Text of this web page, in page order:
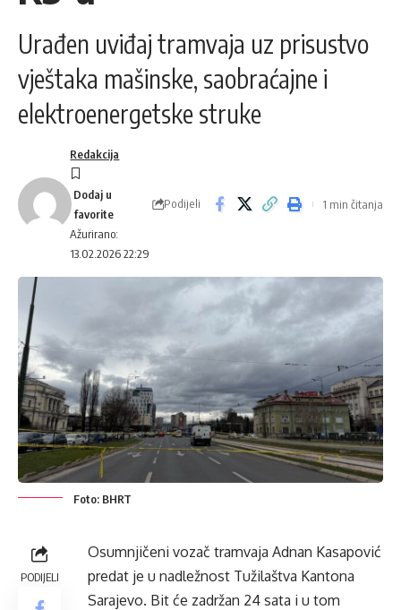
Urađen uviđaj tramvaja uz prisustvo
vještaka mašinske, saobraćajne i
elektroenergetske struke
Ažurirano:
13.02.2026 22:29
Redakcija
Podijeli 1 min čitanja
Foto: BHRT
PODIJELI
Osumnjičeni vozač tramvaja Adnan Kasapović
predat je u nadležnost Tužilaštva Kantona
Sarajevo. Bit će zadržan 24 sata i u tom